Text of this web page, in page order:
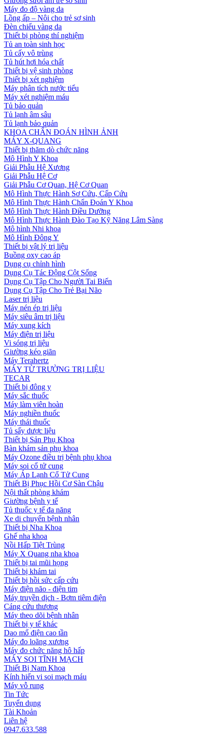
Máy đo độ vàng da
Lồng ấp – Nôi cho trẻ sơ sinh
Đèn chiếu vàng da
Thiết bị phòng thí nghiệm
Tủ an toàn sinh học
Tủ cấy vô trùng
Tủ hút hơi hóa chất
Thiết bị vệ sinh phòng
Thiết bị xét nghiệm
Máy phân tích nước tiểu
Máy xét nghiệm máu
Tủ bảo quản
Tủ lạnh âm sâu
Tủ lạnh bảo quản
KHOA CHẨN ĐOÁN HÌNH ẢNH
MÁY X-QUANG
Thiết bị thăm dò chức năng
Mô Hình Y Khoa
Giải Phẫu Hệ Xương
Giải Phẫu Hệ Cơ
Giải Phẫu Cơ Quan, Hệ Cơ Quan
Mô Hình Thực Hành Sơ Cứu, Cấp Cứu
Mô Hình Thực Hành Chẩn Đoán Y Khoa
Mô Hình Thực Hành Điều Dưỡng
Mô Hình Thực Hành Đào Tạo Kỹ Năng Lâm Sàng
Mô hình Nhi khoa
Mô Hình Đông Y
Thiết bị vật lý trị liệu
Buồng oxy cao áp
Dụng cụ chỉnh hình
Dụng Cụ Tác Động Cột Sống
Dụng Cụ Tập Cho Người Tai Biến
Dụng Cụ Tập Cho Trẻ Bại Não
Laser trị liệu
Máy nén ép trị liệu
Máy siêu âm trị liệu
Máy xung kích
Máy điện trị liệu
Vi sóng trị liệu
Giường kéo giãn
Máy Terahertz
MÁY TỪ TRƯỜNG TRỊ LIỆU
TECAR
Thiết bị đông y
Máy sắc thuốc
Máy làm viên hoàn
Máy nghiền thuốc
Máy thái thuốc
Tủ sấy dược liệu
Thiết bị Sản Phụ Khoa
Bàn khám sản phụ khoa
Máy Ozone điều trị bệnh phụ khoa
Máy soi cổ tử cung
Máy Áp Lạnh Cổ Tử Cung
Thiết Bị Phục Hồi Cơ Sàn Chậu
Nội thất phòng khám
Giường bệnh y tế
Tủ thuốc y tế đa năng
Xe di chuyển bệnh nhân
Thiết bị Nha Khoa
Ghế nha khoa
Nồi Hấp Tiệt Trùng
Máy X Quang nha khoa
Thiết bị tai mũi họng
Thiết bị khám tai
Thiết bị hồi sức cấp cứu
Máy điện não - điện tim
Máy truyền dịch - Bơm tiêm điện
Cáng cứu thương
Máy theo dõi bệnh nhân
Thiết bị y tế khác
Dao mổ điện cao tần
Máy đo loãng xương
Máy đo chức năng hô hấp
MÁY SOI TĨNH MẠCH
Thiết Bị Nam Khoa
Kính hiển vi soi mạch máu
Máy vỗ rung
Tin Tức
Tuyển dụng
Tài Khoản
Liên hệ
0947.633.588